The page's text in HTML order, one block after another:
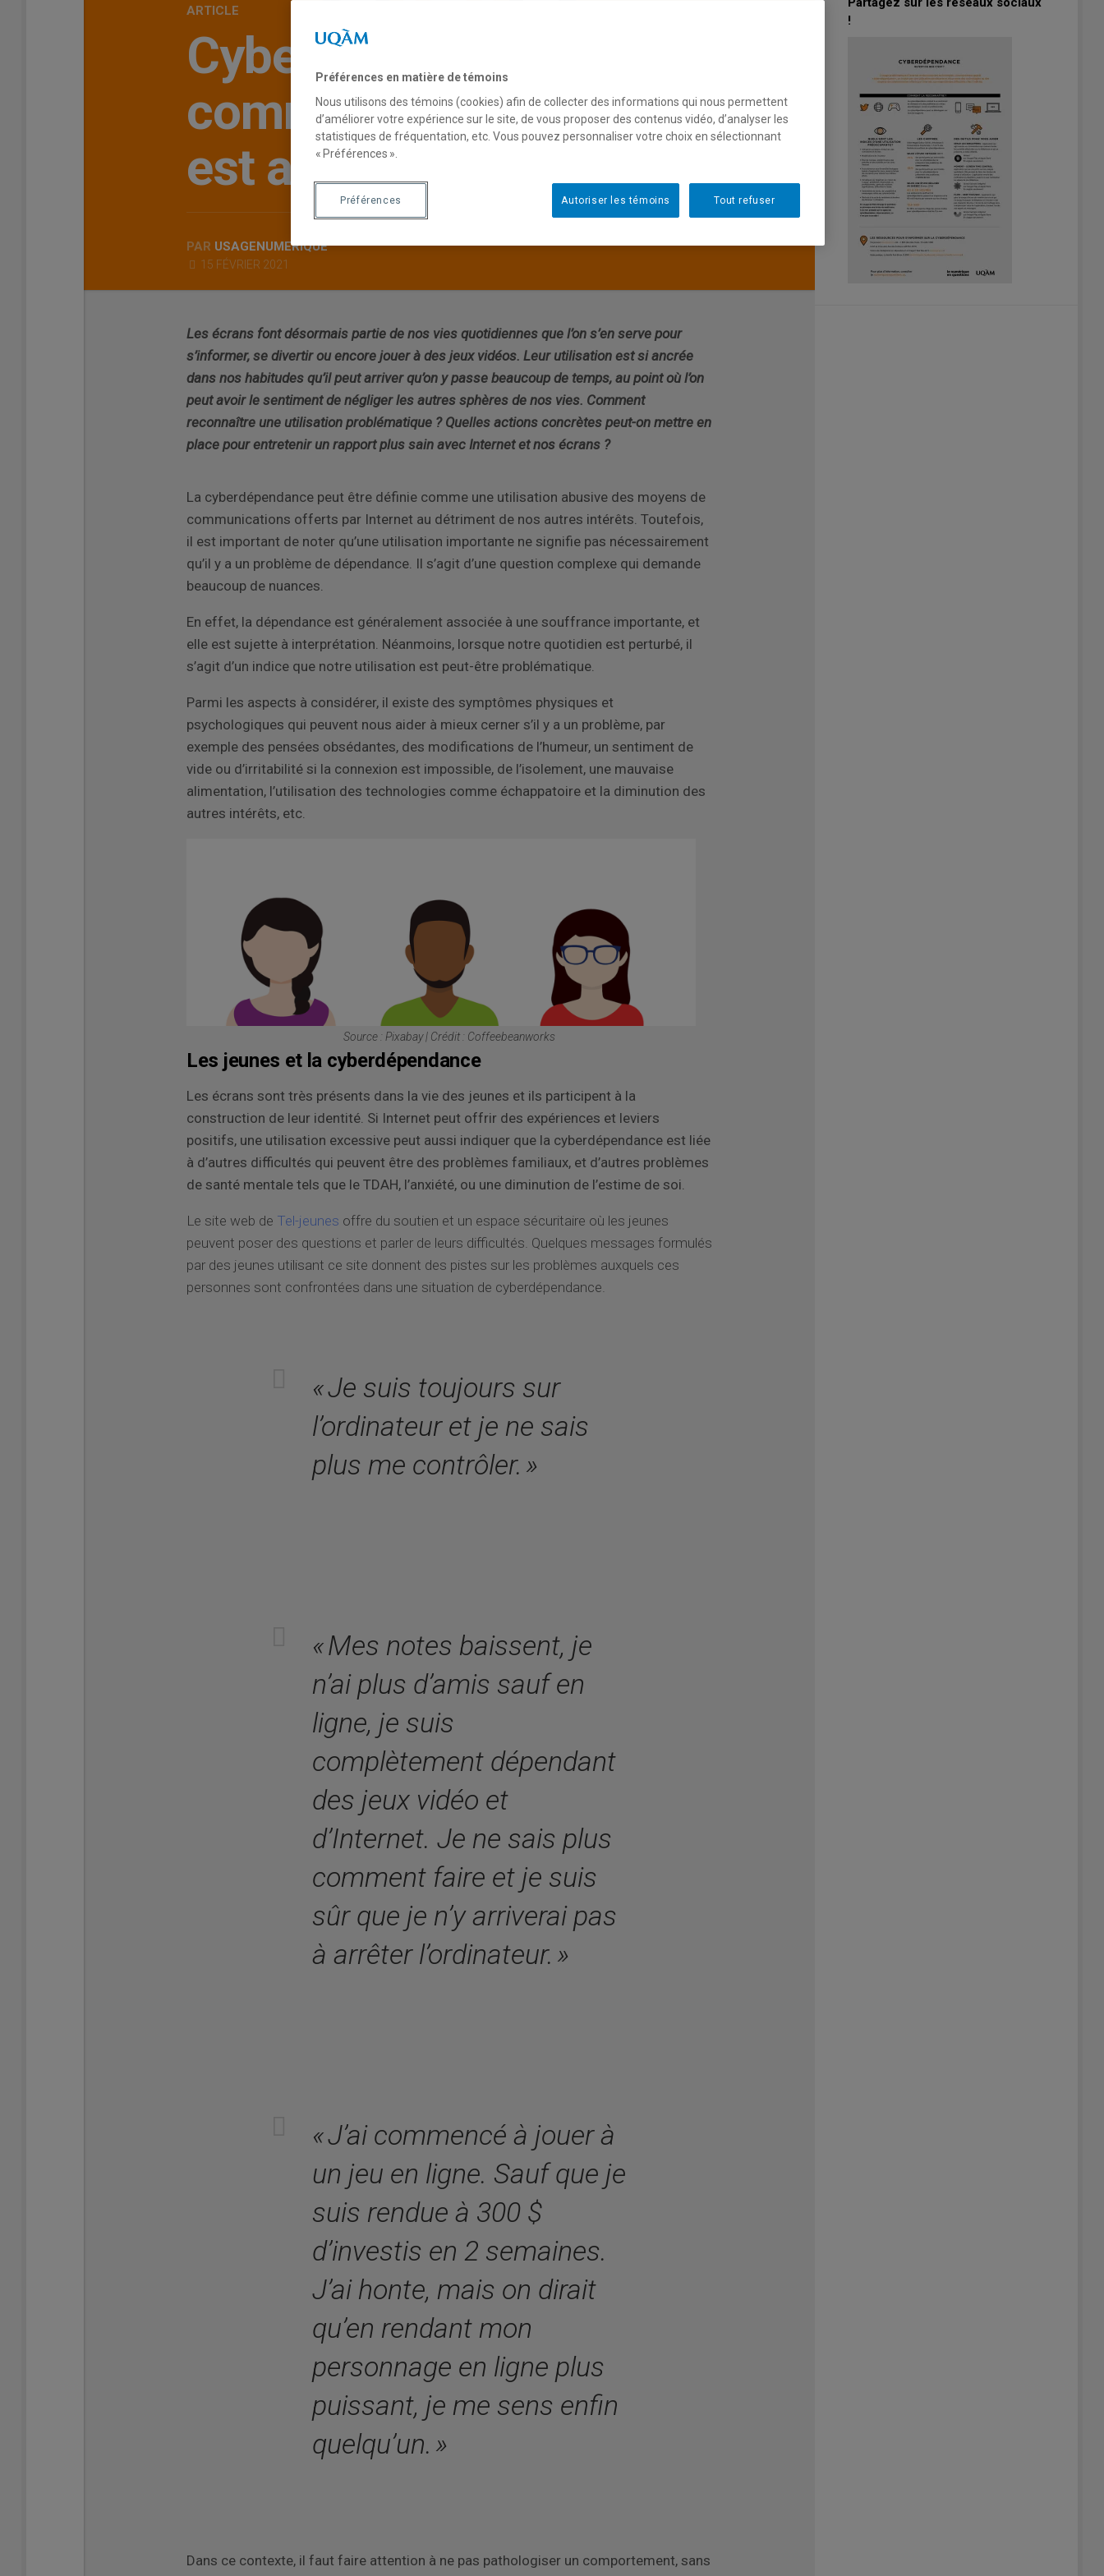
ARTICLE
Cyberdépendance :
comment savoir si on
est accro à l’écran ?
PAR USAGENUMERIQUE
15 FÉVRIER 2021
Les écrans font désormais partie de nos vies quotidiennes que l’on s’en serve pour
s’informer, se divertir ou encore jouer à des jeux vidéos. Leur utilisation est si ancrée
dans nos habitudes qu’il peut arriver qu’on y passe beaucoup de temps, au point où l’on
peut avoir le sentiment de négliger les autres sphères de nos vies. Comment
reconnaître une utilisation problématique ? Quelles actions concrètes peut-on mettre en
place pour entretenir un rapport plus sain avec Internet et nos écrans ?
La cyberdépendance peut être définie comme une utilisation abusive des moyens de
communications offerts par Internet au détriment de nos autres intérêts. Toutefois,
il est important de noter qu’une utilisation importante ne signifie pas nécessairement
qu’il y a un problème de dépendance. Il s’agit d’une question complexe qui demande
beaucoup de nuances.
En effet, la dépendance est généralement associée à une souffrance importante, et
elle est sujette à interprétation. Néanmoins, lorsque notre quotidien est perturbé, il
s’agit d’un indice que notre utilisation est peut-être problématique.
Parmi les aspects à considérer, il existe des symptômes physiques et
psychologiques qui peuvent nous aider à mieux cerner s’il y a un problème, par
exemple des pensées obsédantes, des modifications de l’humeur, un sentiment de
vide ou d’irritabilité si la connexion est impossible, de l’isolement, une mauvaise
alimentation, l’utilisation des technologies comme échappatoire et la diminution des
autres intérêts, etc.
Source : Pixabay | Crédit : Coffeebeanworks
Les jeunes et la cyberdépendance
Les écrans sont très présents dans la vie des jeunes et ils participent à la
construction de leur identité. Si Internet peut offrir des expériences et leviers
positifs, une utilisation excessive peut aussi indiquer que la cyberdépendance est liée
à d’autres difficultés qui peuvent être des problèmes familiaux, et d’autres problèmes
de santé mentale tels que le TDAH, l’anxiété, ou une diminution de l’estime de soi.
Le site web de Tel-jeunes offre du soutien et un espace sécuritaire où les jeunes
peuvent poser des questions et parler de leurs difficultés. Quelques messages formulés
par des jeunes utilisant ce site donnent des pistes sur les problèmes auxquels ces
personnes sont confrontées dans une situation de cyberdépendance.
« Je suis toujours sur
l’ordinateur et je ne sais
plus me contrôler. »
« Mes notes baissent, je
n’ai plus d’amis sauf en
ligne, je suis
complètement dépendant
des jeux vidéo et
d’Internet. Je ne sais plus
comment faire et je suis
sûr que je n’y arriverai pas
à arrêter l’ordinateur. »
« J’ai commencé à jouer à
un jeu en ligne. Sauf que je
suis rendue à 300 $
d’investis en 2 semaines.
J’ai honte, mais on dirait
qu’en rendant mon
personnage en ligne plus
puissant, je me sens enfin
quelqu’un. »
Dans ce contexte, il faut faire attention à ne pas pathologiser un comportement, sans
!
Préférences en matière de témoins
Nous utilisons des témoins (cookies) afin de collecter des informations qui nous permettent
d’améliorer votre expérience sur le site, de vous proposer des contenus vidéo, d’analyser les
statistiques de fréquentation, etc. Vous pouvez personnaliser votre choix en sélectionnant
« Préférences ».
Tout refuser
Autoriser les témoins
Préférences